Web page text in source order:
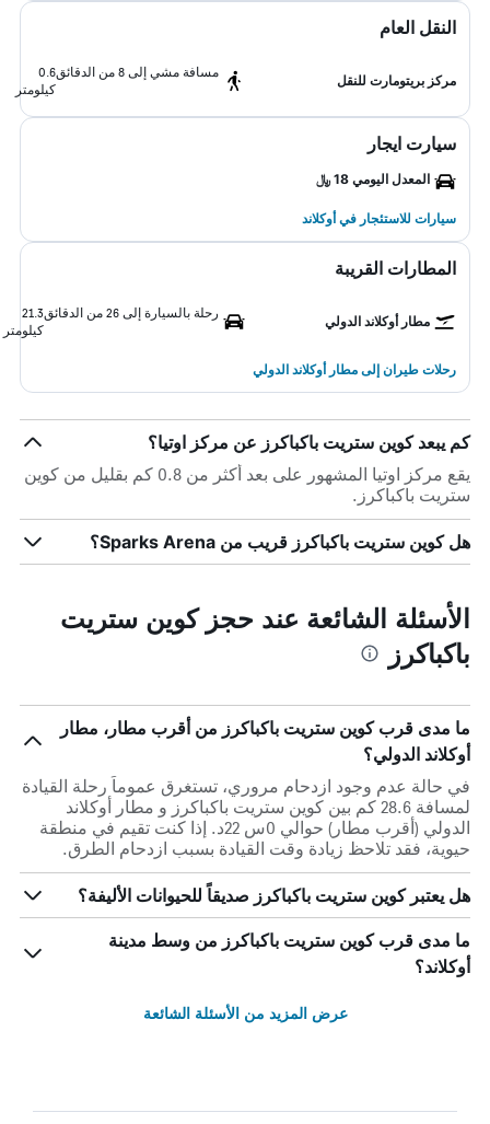
النقل العام
مركز بريتومارت للنقل
مسافة مشي إلى 8 من الدقائق
0.6
كيلومتر
سيارت ايجار
المعدل اليومي 18 ﷼
سيارات للاستئجار في أوكلاند
المطارات القريبة
مطار أوكلاند الدولي
رحلة بالسيارة إلى 26 من الدقائق
21.3
كيلومتر
رحلات طيران إلى مطار أوكلاند الدولي
كم يبعد كوين ستريت باكباكرز عن مركز اوتيا؟
يقع مركز اوتيا المشهور على بعد أكثر من 0.8 كم بقليل من كوين
ستريت باكباكرز.
هل كوين ستريت باكباكرز قريب من Sparks Arena؟
الأسئلة الشائعة عند حجز كوين ستريت
باكباكرز
ما مدى قرب كوين ستريت باكباكرز من أقرب مطار، مطار
أوكلاند الدولي؟
في حالة عدم وجود ازدحام مروري، تستغرق عموماً رحلة القيادة
لمسافة 28.6 كم بين كوين ستريت باكباكرز و مطار أوكلاند
الدولي (أقرب مطار) حوالي 0س 22د. إذا كنت تقيم في منطقة
حيوية، فقد تلاحظ زيادة وقت القيادة بسبب ازدحام الطرق.
هل يعتبر كوين ستريت باكباكرز صديقاً للحيوانات الأليفة؟
ما مدى قرب كوين ستريت باكباكرز من وسط مدينة
أوكلاند؟
عرض المزيد من الأسئلة الشائعة